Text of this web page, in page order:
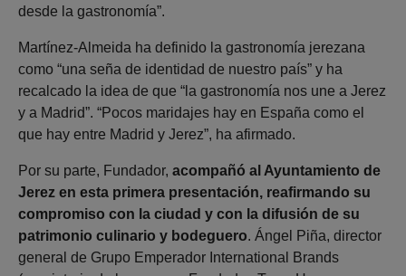
desde la gastronomía”.
Martínez-Almeida ha definido la gastronomía jerezana
como “una seña de identidad de nuestro país” y ha
recalcado la idea de que “la gastronomía nos une a Jerez
y a Madrid”. “Pocos maridajes hay en España como el
que hay entre Madrid y Jerez”, ha afirmado.
Por su parte, Fundador, acompañó al Ayuntamiento de
Jerez en esta primera presentación, reafirmando su
compromiso con la ciudad y con la difusión de su
patrimonio culinario y bodeguero. Ángel Piña, director
general de Grupo Emperador International Brands